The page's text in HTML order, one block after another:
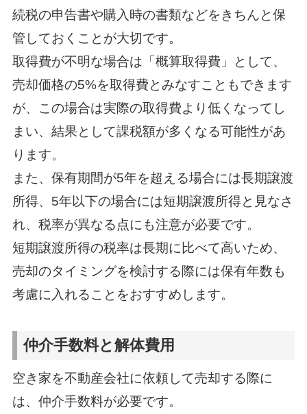
続税の申告書や購入時の書類などをきちんと保
管しておくことが大切です。
取得費が不明な場合は「概算取得費」として、
売却価格の5%を取得費とみなすこともできます
が、この場合は実際の取得費より低くなってし
まい、結果として課税額が多くなる可能性があ
ります。
また、保有期間が5年を超える場合には長期譲渡
所得、5年以下の場合には短期譲渡所得と見なさ
れ、税率が異なる点にも注意が必要です。
短期譲渡所得の税率は長期に比べて高いため、
売却のタイミングを検討する際には保有年数も
考慮に入れることをおすすめします。
仲介手数料と解体費用
空き家を不動産会社に依頼して売却する際に
は、仲介手数料が必要です。